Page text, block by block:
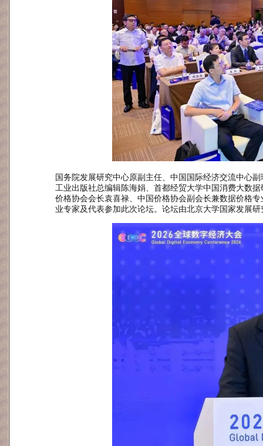
国务院发展研究中心原副主任、中国国际经济交流中心
工业出版社总编辑陈海娟、首都经贸大学中国消费大数
价格协会会长袁喜禄、中国价格协会副会长兼数据价格
业专家及代表参加此次论坛。论坛由北京大学国家发展